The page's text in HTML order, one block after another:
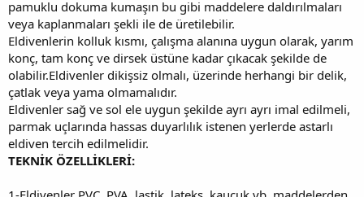
pamuklu dokuma kumaşın bu gibi maddelere daldırılmaları
veya kaplanmaları şekli ile de üretilebilir.
Eldivenlerin kolluk kısmı, çalışma alanına uygun olarak, yarım
konç, tam konç ve dirsek üstüne kadar çıkacak şekilde de
olabilir.Eldivenler dikişsiz olmalı, üzerinde herhangi bir delik,
çatlak veya yama olmamalıdır.
Eldivenler sağ ve sol ele uygun şekilde ayrı ayrı imal edilmeli,
parmak uçlarında hassas duyarlılık istenen yerlerde astarlı
eldiven tercih edilmelidir.
TEKNİK ÖZELLİKLERİ: